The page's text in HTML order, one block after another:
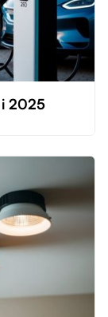
i 2025